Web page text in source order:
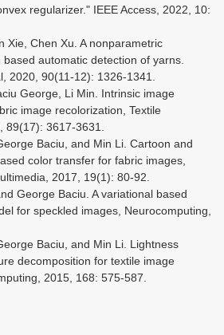
regularizer." IEEE Access, 2022, 10:
Xie, Chen Xu. A nonparametric
automatic detection of yarns.
2020, 90(11-12): 1326-1341.
George, Li Min. Intrinsic image
image recolorization, Textile
3617-3631.
Baciu, and Min Li. Cartoon and
color transfer for fabric images,
2017, 19(1): 80-92.
George Baciu. A variational based
for speckled images, Neurocomputing,
Baciu, and Min Li. Lightness
decomposition for textile image
2015, 168: 575-587.